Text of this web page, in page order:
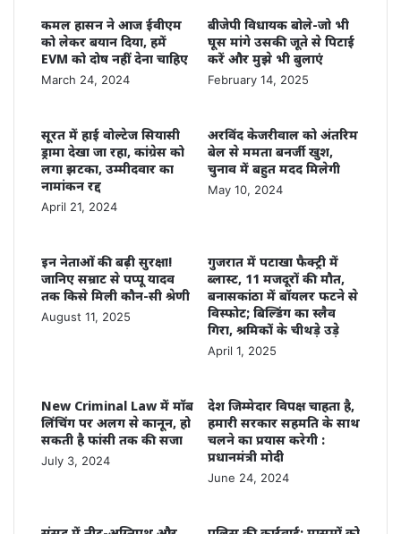
कमल हासन ने आज ईवीएम
को लेकर बयान दिया, हमें
EVM को दोष नहीं देना चाहिए
March 24, 2024
बीजेपी विधायक बोले-जो भी
घूस मांगे उसकी जूते से पिटाई
करें और मुझे भी बुलाएं
February 14, 2025
सूरत में हाई वोल्टेज सियासी
ड्रामा देखा जा रहा, कांग्रेस को
लगा झटका, उम्मीदवार का
नामांकन रद्द
April 21, 2024
अरविंद केजरीवाल को अंतरिम
बेल से ममता बनर्जी खुश,
चुनाव में बहुत मदद मिलेगी
May 10, 2024
इन नेताओं की बढ़ी सुरक्षा!
जानिए सम्राट से पप्पू यादव
तक किसे मिली कौन-सी श्रेणी
August 11, 2025
गुजरात में पटाखा फैक्ट्री में
ब्लास्ट, 11 मजदूरों की मौत,
बनासकांठा में बॉयलर फटने से
विस्फोट; बिल्डिंग का स्लैव
गिरा, श्रमिकों के चीथड़े उड़े
April 1, 2025
New Criminal Law में मॉब
लिंचिंग पर अलग से कानून, हो
सकती है फांसी तक की सजा
July 3, 2024
देश जिम्मेदार विपक्ष चाहता है,
हमारी सरकार सहमति के साथ
चलने का प्रयास करेगी :
प्रधानमंत्री मोदी
June 24, 2024